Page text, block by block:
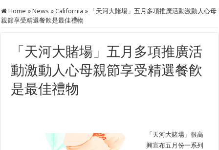
Home »News »California » 「天河大賭場」五月多項推廣活動激動人心母
親節享受精選餐飮是最佳禮物
「天河大賭場」五月多項推廣活
動激動人心母親節享受精選餐飮
是最佳禮物
「天河大賭場」很高
興宣布五月份一系列